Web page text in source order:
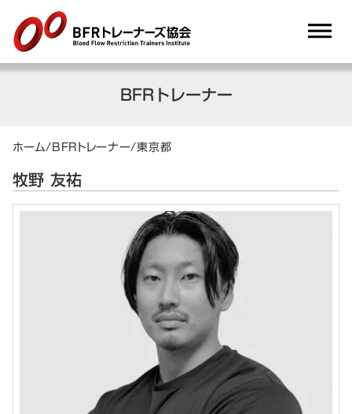
dehaze
BFRトレーナー
ホーム/BFRトレーナー/東京都
牧野 友祐